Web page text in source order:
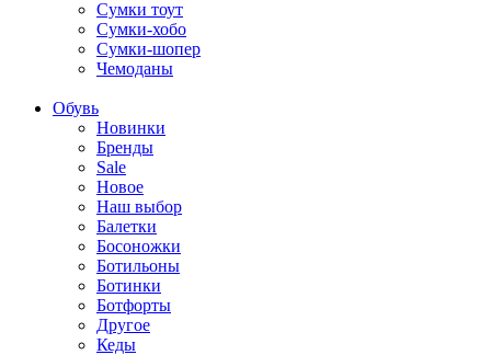
Сумки тоут
Сумки-хобо
Сумки-шопер
Чемоданы
Обувь
Новинки
Бренды
Sale
Новое
Наш выбор
Балетки
Босоножки
Ботильоны
Ботинки
Ботфорты
Другое
Кеды